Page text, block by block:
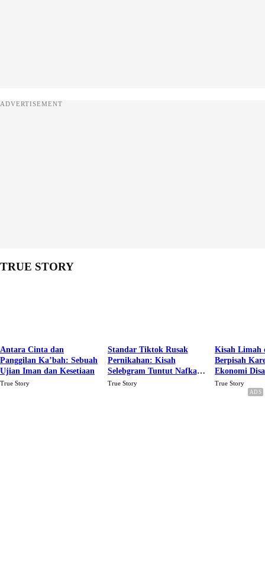
ADVERTISEMENT
TRUE STORY
Antara Cinta dan
Panggilan Ka’bah: Sebuah
Ujian Iman dan Kesetiaan
True Story
Standar Tiktok Rusak
Pernikahan: Kisah
Selebgram Tuntut Nafkah
Rp.15 Juta Perbulan
True Story
Kisah Limah
Berpisah
Ekonomi
Karena Cinta
True Story